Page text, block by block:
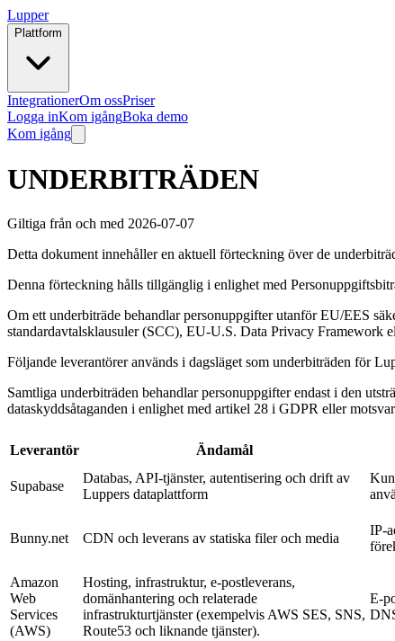
Lupper
Plattform
IntegrationerOm ossPriser
Logga inKom igångBoka demo
Kom igång
UNDERBITRÄDEN
Giltiga från och med 2026-07-07
Detta dokument innehåller en aktuell förteckning över de
Denna förteckning hålls tillgänglig i enlighet med
Om ett underbiträde behandlar personuppgifter utanför EU/EES
standardavtalsklausuler (SCC), EU-U.S. Data Privacy Framework
Följande leverantörer används i dagsläget som underbiträden för
Samtliga underbiträden behandlar personuppgifter endast i den
dataskyddsåtaganden i enlighet med artikel 28 i GDPR eller
Leverantör Ändamål
Supabase
Databas, API-tjänster, autentisering och drift av
Luppers dataplattform
Bunny.net CDN och leverans av statiska filer och media
IP-
Amazon
Web
Services
(AWS)
Hosting, infrastruktur, e-postleverans,
domänhantering och relaterade
infrastrukturtjänster (exempelvis AWS SES, SNS,
Route53 och liknande tjänster).
E-